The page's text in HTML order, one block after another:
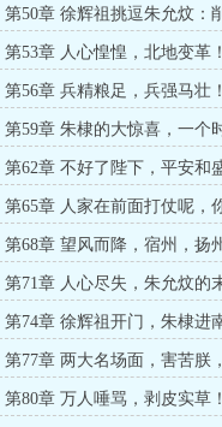
第50章 徐辉祖挑逗朱允炆：
枉杀将臣！
第53章 人心惶惶，北地变革！
第56章 兵精粮足，兵强马壮！
第59章 朱棣的大惊喜，一个
第62章 不好了陛下，平安和
第65章 人家在前面打仗呢，
第68章 望风而降，宿州，扬
第71章 人心尽失，朱允炆的
第74章 徐辉祖开门，朱棣进
第77章 两大名场面，害苦朕
第80章 万人唾骂，剥皮实草！